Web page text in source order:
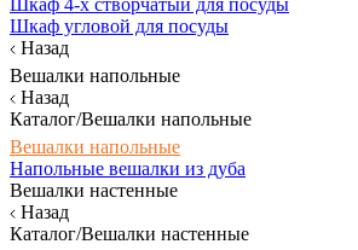
Шкаф 4-х створчатый для посуды
Шкаф угловой для посуды
Назад
Вешалки напольные
Назад
Каталог/Вешалки напольные
Вешалки напольные
Напольные вешалки из дуба
Вешалки настенные
Назад
Каталог/Вешалки настенные